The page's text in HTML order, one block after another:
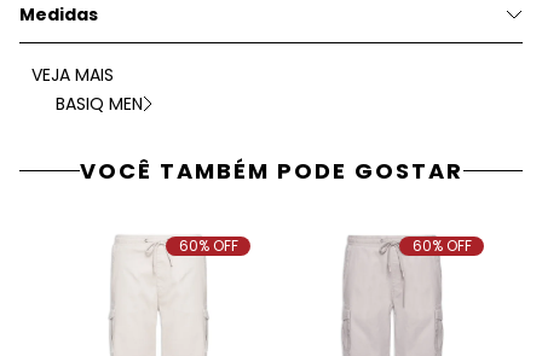
Medidas
VEJA MAIS
BASIQ MEN
VOCÊ TAMBÉM PODE GOSTAR
60% OFF 60% OFF